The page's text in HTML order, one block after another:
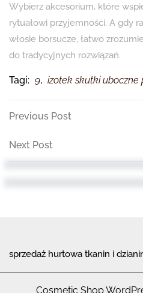
Wybierz akcesorium, które
rytuałowi przyjemności. A gdy
włosie borsucze, łatwo
do tradycyjnych rozwiązań.
Tagi: 9, izotek skutki uboczne
Nawigacja
wpisu
Previous
Previous Post
Next
Next Post
sprzedaż hurtowa tkanin i
Cosmetic Shop